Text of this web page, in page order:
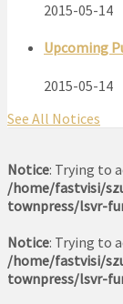
2015-05-14
Upcoming
2015-05-14
See All Notices
Notice: Trying to
/home/fastvisi/
townpress/lsvr-
Notice: Trying to
/home/fastvisi/
townpress/lsvr-